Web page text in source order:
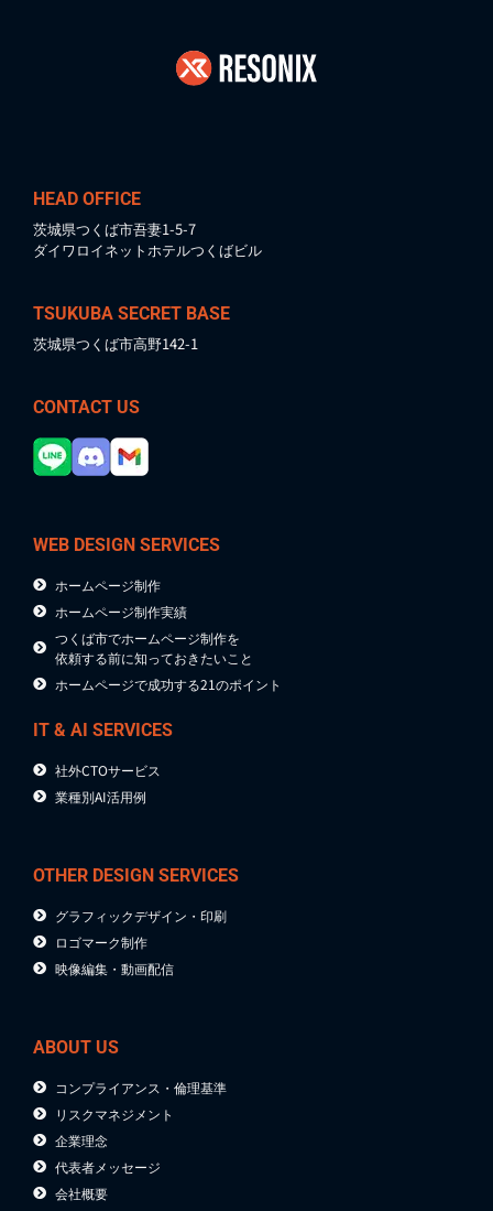
HEAD OFFICE
茨城県つくば市吾妻1-5-7
ダイワロイネットホテルつくばビル
TSUKUBA SECRET BASE
茨城県つくば市高野142-1
CONTACT US
WEB DESIGN SERVICES
ホームページ制作
ホームページ制作実績
つくば市でホームページ制作を
依頼する前に知っておきたいこと
ホームページで成功する21のポイント
IT & AI SERVICES
社外CTOサービス
業種別AI活用例
OTHER DESIGN SERVICES
グラフィックデザイン・印刷
ロゴマーク制作
映像編集・動画配信
ABOUT US
コンプライアンス・倫理基準
リスクマネジメント
企業理念
代表者メッセージ
会社概要